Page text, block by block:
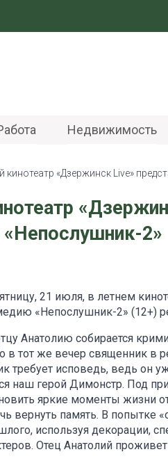
Недвижимость
кинотеатр «Дзержинск Live»
2»
21 июля, в летнем
«Непослушник-2» (12+)
Анатолию собирается
тот же вечер священник в
требует исповедь, ведь он
наш герой Димонстр. Под
яркие моменты жизни
вернуть память. В попытке
используя декорации,
Отец Анатолий